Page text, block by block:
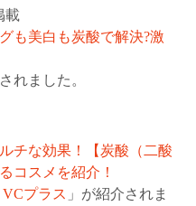
載
も美白も炭酸で解決?激
れました。
チな効果！【炭酸（二酸
コスメを紹介！
プラス 」が紹介されま